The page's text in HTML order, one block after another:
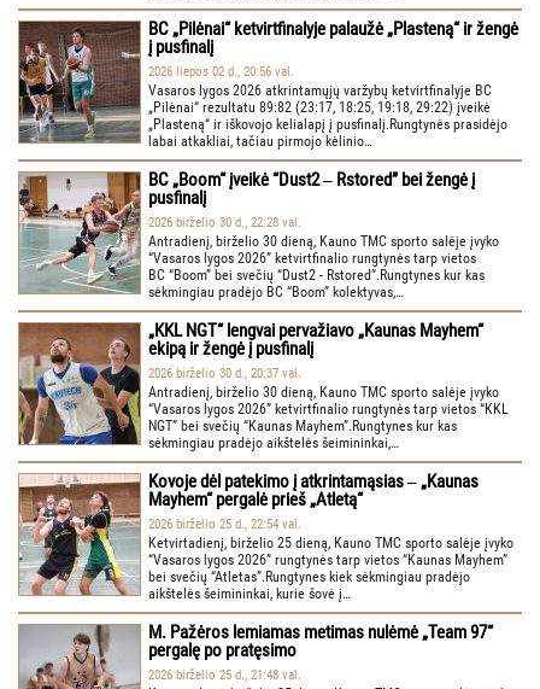
BC „Pilėnai“ ketvirtfinalyje palaužė „Plasteną“ ir žengė
į pusfinalį
2026 liepos 02 d., 20:56 val.
Vasaros lygos 2026 atkrintamųjų varžybų ketvirtfinalyje BC
„Pilėnai“ rezultatu 89:82 (23:17, 18:25, 19:18, 29:22) įveikė
„Plasteną“ ir iškovojo kelialapį į pusfinalį.Rungtynės prasidėjo
labai atkakliai, tačiau pirmojo kėlinio…
BC „Boom“ įveikė “Dust2 ‒ Rstored” bei žengė į
pusfinalį
2026 birželio 30 d., 22:28 val.
Antradienį, birželio 30 dieną, Kauno TMC sporto salėje įvyko
“Vasaros lygos 2026” ketvirtfinalio rungtynės tarp vietos
BC “Boom” bei svečių “Dust2 - Rstored”.Rungtynes kur kas
sėkmingiau pradėjo BC “Boom” kolektyvas,…
„KKL NGT“ lengvai pervažiavo „Kaunas Mayhem“
ekipą ir žengė į pusfinalį
2026 birželio 30 d., 20:37 val.
Antradienį, birželio 30 dieną, Kauno TMC sporto salėje įvyko
“Vasaros lygos 2026” ketvirtfinalio rungtynės tarp vietos “KKL
NGT” bei svečių “Kaunas Mayhem”.Rungtynes kur kas
sėkmingiau pradėjo aikštelės šeimininkai,…
Kovoje dėl patekimo į atkrintamąsias ‒ „Kaunas
Mayhem“ pergalė prieš „Atletą“
2026 birželio 25 d., 22:54 val.
Ketvirtadienį, birželio 25 dieną, Kauno TMC sporto salėje įvyko
“Vasaros lygos 2026” rungtynės tarp vietos “Kaunas Mayhem”
bei svečių “Atletas”.Rungtynes kiek sėkmingiau pradėjo
aikštelės šeimininkai, kurie šovė į…
M. Pažėros lemiamas metimas nulėmė „Team 97“
pergalę po pratęsimo
2026 birželio 25 d., 21:48 val.